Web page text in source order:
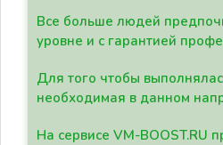
Все больше людей
уровне и с гарантией
Для того чтобы
необходимая в данном
На сервисе VM-BOOST.RU